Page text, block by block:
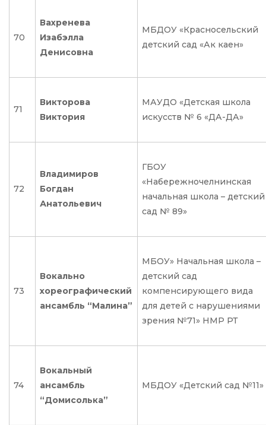
70
Вахренева
Изабэлла
Денисовна
МБДОУ «Красносельский
детский сад «Ак каен»
71
Викторова
Виктория
МАУДО «Детская школа
искусств № 6 «ДА-ДА»
72
Владимиров
Богдан
Анатольевич
ГБОУ
«Набережночелнинская
начальная школа – детский
сад № 89»
73
Вокально
хореографический
ансамбль “Малина”
МБОУ» Начальная школа –
детский сад
компенсирующего вида
для детей с нарушениями
зрения №71» НМР РТ
74
Вокальный
ансамбль
“Домисолька”
МБДОУ «Детский сад №11»